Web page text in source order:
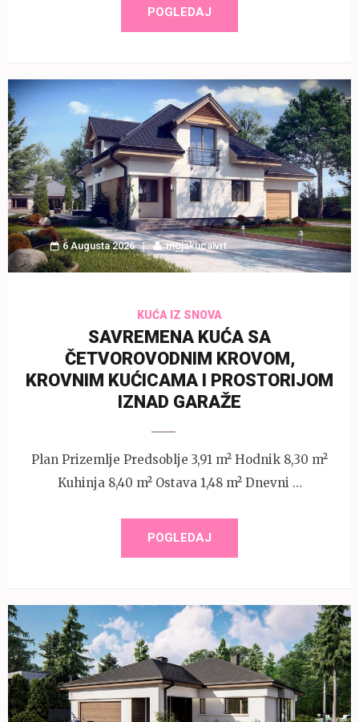
POGLEDAJ
6 Augusta 2026 mojakucaivrt
KUĆA IZ SNOVA
SAVREMENA KUĆA SA
ČETVOROVODNIM KROVOM,
KROVNIM KUĆICAMA I PROSTORIJOM
IZNAD GARAŽE
Plan Prizemlje Predsoblje 3,91 m² Hodnik 8,30 m²
Kuhinja 8,40 m² Ostava 1,48 m² Dnevni …
POGLEDAJ